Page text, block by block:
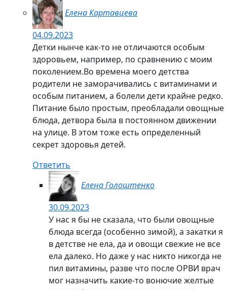
Нажимая на кнопку "Отправить комментарий", я
соглашаюсь с политикой обработки персональных
Поиск
Рубрики
Каталог БАД NSP
Косметика Tropical Mists NSP
Космецевтика Natria
Лекарственные растения в БАД
Лечебная косметика NSP
Натуральная косметика Bremani Care
Разные разности
Сотрудничество с NSP
Статьи о здоровье
Статьи о красоте
Целебный смех